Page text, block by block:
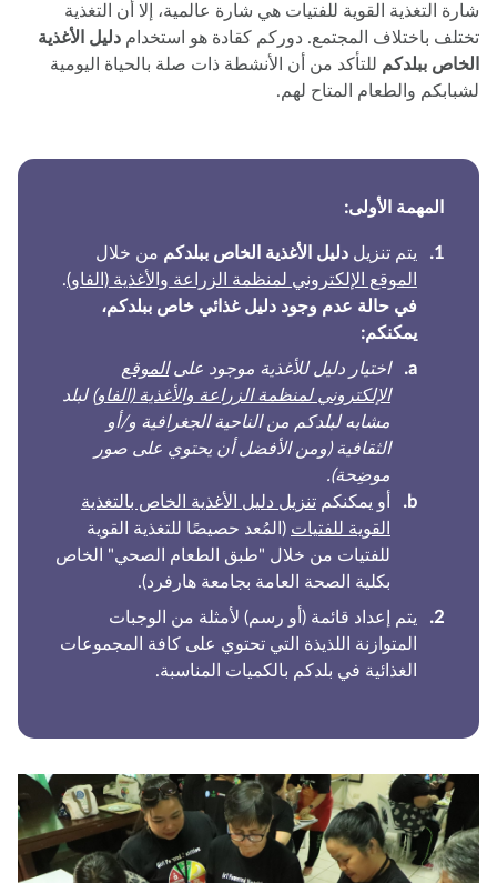
التغذية القوية للفتيات هي شارة عالمية، إلا أن التغذية
باختلاف المجتمع. دوركم كقادة هو استخدامدليل الأغذية
ببلدكمللتأكد من أن الأنشطة ذات صلة بالحياة اليومية
والطعام المتاح لهم.
المهمة الأولى:
يتم تنزيلدليل الأغذية الخاص ببلدكممن خلال
الموقع الإلكتروني لمنظمة الزراعة والأغذية (الفاو).
في حالة عدم وجود دليل غذائي خاص ببلدكم،
يمكنكم:
اختيار دليل للأغذية موجود على الموقع
الإلكتروني لمنظمة الزراعة والأغذية (الفاو)لبلد
مشابه لبلدكم من الناحية الجغرافية و/أو
الثقافية (ومن الأفضل أن يحتوي على صور
موضِحة).
أو يمكنكمتنزيل دليل الأغذية الخاص بالتغذية
القوية للفتيات(المُعد حصيصًا للتغذية القوية
للفتيات من خلال "طبق الطعام الصحي" الخاص
بكلية الصحة العامة بجامعة هارفرد).
يتم إعداد قائمة (أو رسم) لأمثلة من الوجبات
المتوازنة اللذيذة التي تحتوي على كافة المجموعات
الغذائية في بلدكم بالكميات المناسبة.